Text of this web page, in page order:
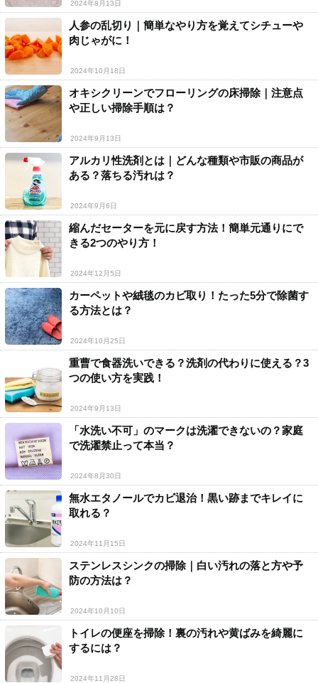
2024年8月13日
人参の乱切り｜簡単なやり方を覚えてシチューや
肉じゃがに！
2024年10月18日
オキシクリーンでフローリングの床掃除｜注意点
や正しい掃除手順は？
2024年9月13日
アルカリ性洗剤とは｜どんな種類や市販の商品が
ある？落ちる汚れは？
2024年9月6日
縮んだセーターを元に戻す方法！簡単元通りにで
きる2つのやり方！
2024年12月5日
カーペットや絨毯のカビ取り！たった5分で除菌す
る方法とは？
2024年10月25日
重曹で食器洗いできる？洗剤の代わりに使える？3
つの使い方を実践！
2024年9月13日
「水洗い不可」のマークは洗濯できないの？家庭
で洗濯禁止って本当？
2024年8月30日
無水エタノールでカビ退治！黒い跡までキレイに
取れる？
2024年11月15日
ステンレスシンクの掃除｜白い汚れの落と方や予
防の方法は？
2024年10月10日
トイレの便座を掃除！裏の汚れや黄ばみを綺麗に
するには？
2024年11月28日